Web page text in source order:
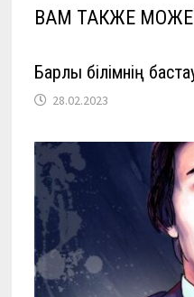
ВАМ ТАКЖЕ
Барлық білімнің
28.02.2023